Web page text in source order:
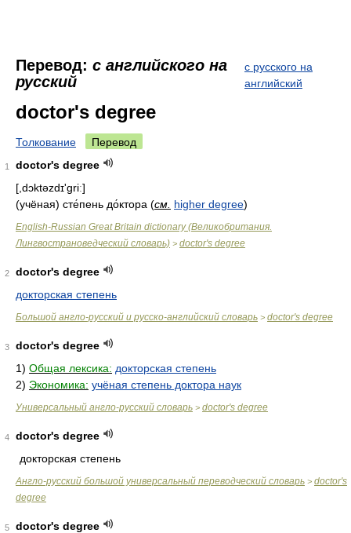
Перевод: с английского на
русский
с русского на
английский
doctor's degree
Толкование Перевод
1
doctor's degree
[,dɔktəzdɪ'griː]
(учёная) сте́пень до́ктора (см. higher degree)
English-Russian Great Britain dictionary (Великобритания.
Лингвострановедческий словарь) > doctor's degree
2
doctor's degree
докторская степень
Большой англо-русский и русско-английский словарь > doctor's degree
3
doctor's degree
1) Общая лексика: докторская степень
2) Экономика: учёная степень доктора наук
Универсальный англо-русский словарь > doctor's degree
4
doctor's degree
докторская степень
Англо-русский большой универсальный переводческий словарь > doctor's
degree
5
doctor's degree